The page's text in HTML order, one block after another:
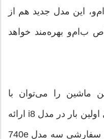
این مدل جدید هم از
ب‌ام‌و بهره‌مند خواهد
ماشین را می‌توان با
چراغ‌های آپشنال لیزری که برای اولین بار در مدل i8 ارائه
شد سفارش داد. دیگر تجهیزات سفارشی سه مدل 740e